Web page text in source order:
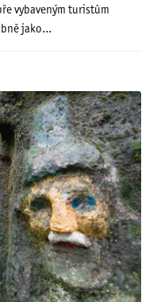
vybaveným turistům
jako...